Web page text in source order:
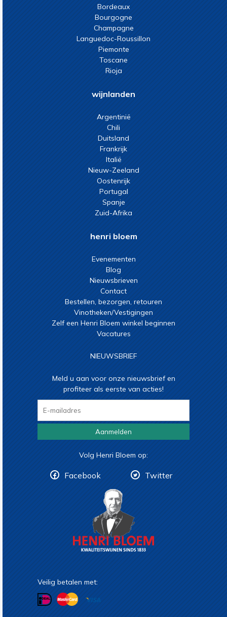
Bordeaux
Bourgogne
Champagne
Languedoc-Roussillon
Piemonte
Toscane
Rioja
wijnlanden
Argentinië
Chili
Duitsland
Frankrijk
Italië
Nieuw-Zeeland
Oostenrijk
Portugal
Spanje
Zuid-Afrika
henri bloem
Evenementen
Blog
Nieuwsbrieven
Contact
Bestellen, bezorgen, retouren
Vinotheken/Vestigingen
Zelf een Henri Bloem winkel beginnen
Vacatures
NIEUWSBRIEF
Meld u aan voor onze nieuwsbrief en
profiteer als eerste van acties!
Aanmelden
Volg Henri Bloem op:
Facebook Twitter
Veilig betalen met: